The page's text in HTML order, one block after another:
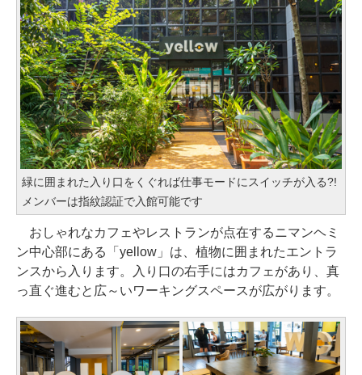
緑に囲まれた入り口をくぐれば仕事モードにスイッチが入る?!
メンバーは指紋認証で入館可能です
おしゃれなカフェやレストランが点在するニマンヘミ
ン中心部にある「yellow」は、植物に囲まれたエントラ
ンスから入ります。入り口の右手にはカフェがあり、真
っ直ぐ進むと広～いワーキングスペースが広がります。